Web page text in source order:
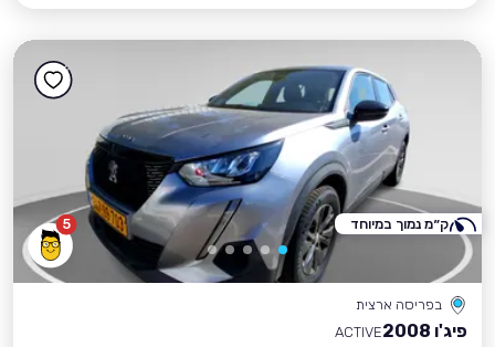
5
בפריסה ארצית
פיג'ו 2008
ACTIVE
ק״מ נמוך במיוחד